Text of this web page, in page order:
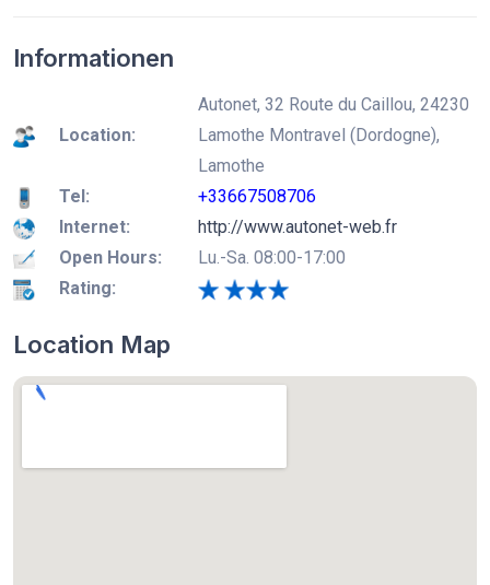
Informationen
Location:
Autonet, 32 Route du Caillou, 24230
Lamothe Montravel (Dordogne),
Lamothe
Tel:
+33667508706
Internet:
http://www.autonet-web.fr
Open Hours:
Lu.-Sa. 08:00-17:00
Rating:
Location Map